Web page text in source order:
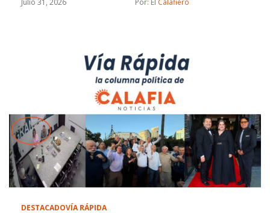
Julio 31, 2026 Por: El Calafiero
DESTACADOVÍA RÁPIDA